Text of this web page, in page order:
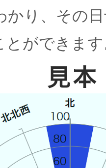
かり、その
とができま